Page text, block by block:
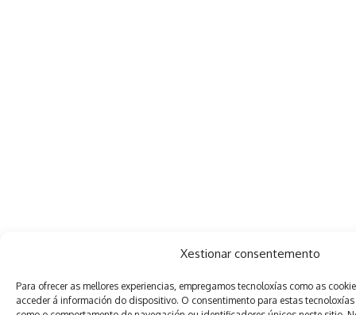
Xestionar consentemento
Para ofrecer as mellores experiencias, empregamos tecnoloxías como as
acceder á información do dispositivo. O consentimento para estas